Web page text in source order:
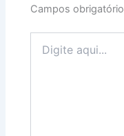
Campos
aqui...